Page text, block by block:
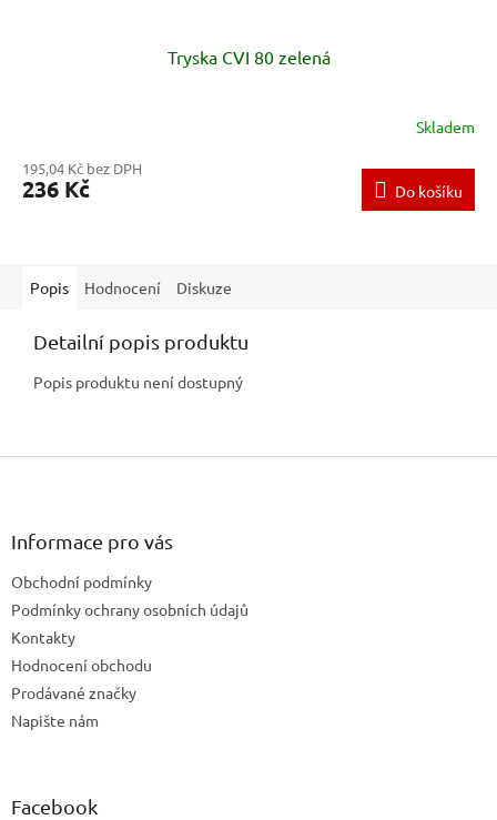
Tryska CVI 80 zelená
Skladem
195,04 Kč bez DPH
236 Kč Do košíku
Popis Hodnocení Diskuze
Detailní popis produktu
Popis produktu není dostupný
Z
Informace pro vás
Obchodní podmínky
Podmínky ochrany osobních údajů
Kontakty
Hodnocení obchodu
Prodávané značky
Napište nám
Facebook